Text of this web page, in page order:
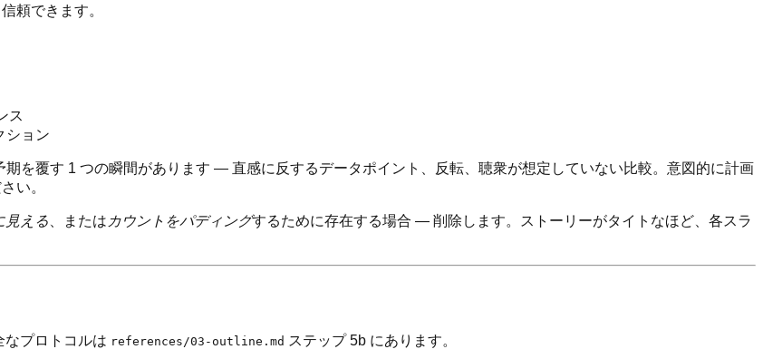
頼できます。
ス
ション
を覆す 1 つの瞬間があります — 直感に反するデータポイント、反転、聴衆が想定していない比較。意図的に計画
い。
見える 、または カウントをパディングするために存在する場合 — 削除します。ストーリーがタイトなほど、各スラ
なプロトコルは references/03-outline.md ステップ 5b にあります。